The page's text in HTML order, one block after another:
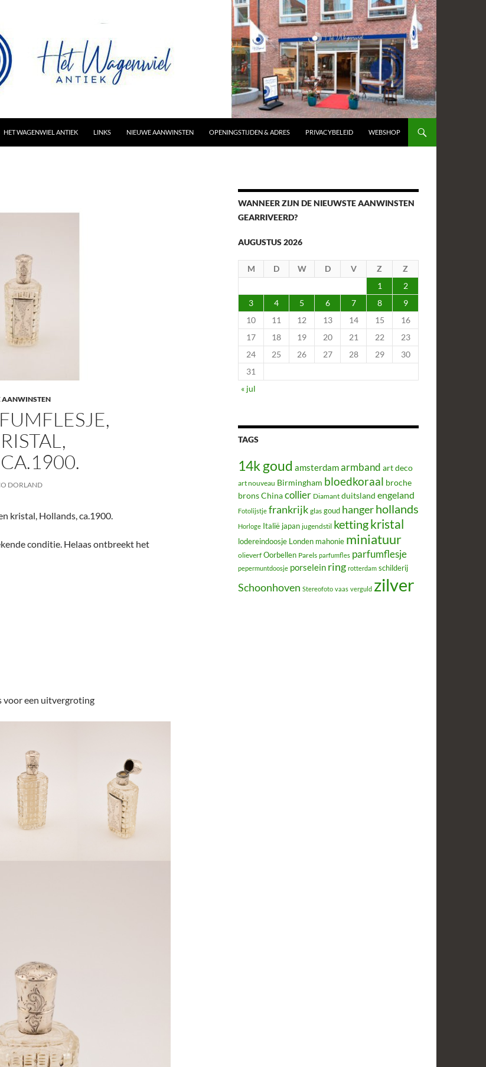
HET WAGENWIEL ANTIEK LINKS NIEUWE AANWINSTEN OPENINGSTIJDEN & ADRES PRIVACYBELEID WEBSHOP
AANWINSTEN
DORLAND
kristal, Hollands, ca.1900.
conditie. Helaas ontbreekt het
voor een uitvergroting
WANNEER ZIJN DE NIEUWSTE AANWINSTEN
GEARRIVEERD?
AUGUSTUS 2026
M D W D V Z
Z
1
2
3
4 5 6 7 8
9
10
11 12 13 14 15
16
17
18 19 20 21 22
23
24
25 26 27 28 29
30
31
« jul
TAGS
14k goud amsterdamarmband art deco
art nouveau Birmingham bloedkoraal broche
bronsChinacollier Diamant duitsland engeland
Fotolijstje frankrijk glas goud hangerhollands
Horloge Italië japan jugendstil kettingkristal
lodereindoosje Londen mahonie miniatuur
olieverf Oorbellen Parels parfumfles parfumflesje
pepermuntdoosje porselein ring rotterdam schilderij
Schoonhoven Stereofoto vaas verguld zilver